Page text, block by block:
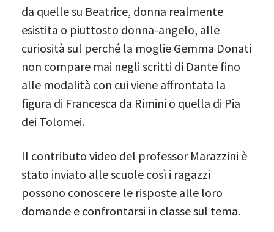
da quelle su Beatrice, donna realmente
esistita o piuttosto donna-angelo, alle
curiosità sul perché la moglie Gemma Donati
non compare mai negli scritti di Dante fino
alle modalità con cui viene affrontata la
figura di Francesca da Rimini o quella di Pia
dei Tolomei.
Il contributo video del professor Marazzini è
stato inviato alle scuole così i ragazzi
possono conoscere le risposte alle loro
domande e confrontarsi in classe sul tema.